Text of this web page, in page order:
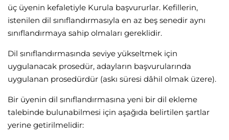
üç üyenin kefaletiyle Kurula başvururlar. Kefillerin,
istenilen dil sınıflandırmasıyla en az beş senedir aynı
sınıflandırmaya sahip olmaları gereklidir.
Dil sınıflandırmasında seviye yükseltmek için
uygulanacak prosedür, adayların başvurularında
uygulanan prosedürdür (askı süresi dâhil olmak üzere).
Bir üyenin dil sınıflandırmasına yeni bir dil ekleme
talebinde bulunabilmesi için aşağıda belirtilen şartlar
yerine getirilmelidir: